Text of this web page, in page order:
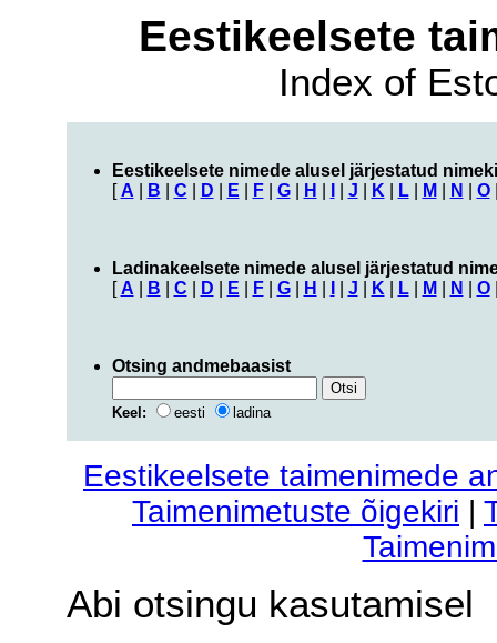
Eestikeelsete
Index of
Eestikeelsete nimede alusel järjestatud
[ A B C D E F| G| H J K L| M N O
Ladinakeelsete nimede alusel järjestatud
[ A B C D E F| G| H J K L| M N O
Otsing andmebaasist
Keel: eesti ladina
Eestikeelsete taimenimede
Taimenimetuste õigekiri |
Abi otsingu kasutamisel